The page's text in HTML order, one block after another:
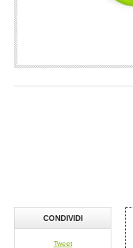
CONDIVIDI
Tweet